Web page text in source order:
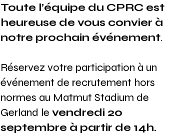
Toute l’équipe du CPRC est
heureuse de vous convier à
notre prochain événement.
Réservez votre participation à un
événement de recrutement hors
normes au Matmut Stadium de
Gerland le vendredi 20
septembre à partir de 14h.